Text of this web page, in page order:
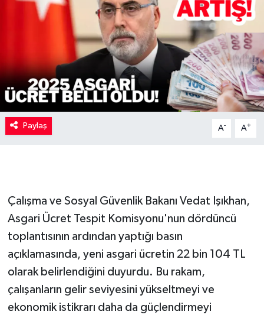
Paylaş A- A+
Çalışma ve Sosyal Güvenlik Bakanı Vedat Işıkhan,
Asgari Ücret Tespit Komisyonu'nun dördüncü
toplantısının ardından yaptığı basın
açıklamasında, yeni asgari ücretin 22 bin 104 TL
olarak belirlendiğini duyurdu. Bu rakam,
çalışanların gelir seviyesini yükseltmeyi ve
ekonomik istikrarı daha da güçlendirmeyi